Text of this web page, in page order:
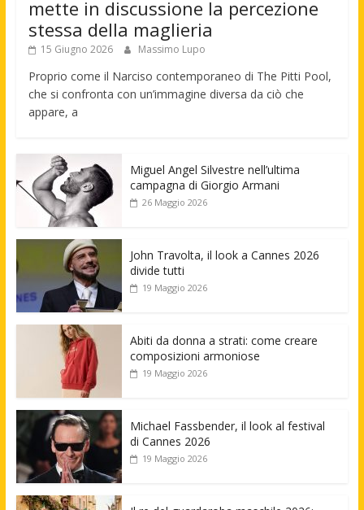
mette in discussione la percezione
stessa della maglieria
15 Giugno 2026 Massimo Lupo
Proprio come il Narciso contemporaneo di The Pitti Pool,
che si confronta con un’immagine diversa da ciò che
appare, a
Miguel Angel Silvestre nell’ultima
campagna di Giorgio Armani
26 Maggio 2026
John Travolta, il look a Cannes 2026
divide tutti
19 Maggio 2026
Abiti da donna a strati: come creare
composizioni armoniose
19 Maggio 2026
Michael Fassbender, il look al festival
di Cannes 2026
19 Maggio 2026